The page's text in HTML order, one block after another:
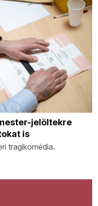
jelöltekre
is
tragikomédia.